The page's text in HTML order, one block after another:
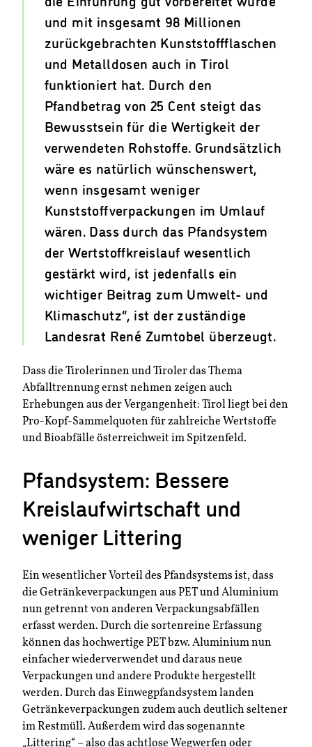
und mit insgesamt 98 Millionen
zurückgebrachten Kunststoffflaschen
und Metalldosen auch in Tirol
funktioniert hat. Durch den
Pfandbetrag von 25 Cent steigt das
Bewusstsein für die Wertigkeit der
verwendeten Rohstoffe. Grundsätzlich
wäre es natürlich wünschenswert,
wenn insgesamt weniger
Kunststoffverpackungen im Umlauf
wären. Dass durch das Pfandsystem
der Wertstoffkreislauf wesentlich
gestärkt wird, ist jedenfalls ein
wichtiger Beitrag zum Umwelt- und
Klimaschutz“, ist der zuständige
Landesrat René Zumtobel überzeugt.
Dass die Tirolerinnen und Tiroler das Thema
Abfalltrennung ernst nehmen zeigen auch
Erhebungen aus der Vergangenheit: Tirol liegt bei den
Pro-Kopf-Sammelquoten für zahlreiche Wertstoffe
und Bioabfälle österreichweit im Spitzenfeld.
Pfandsystem: Bessere
Kreislaufwirtschaft und
weniger Littering
Ein wesentlicher Vorteil des Pfandsystems ist, dass
die Getränkeverpackungen aus PET und Aluminium
nun getrennt von anderen Verpackungsabfällen
erfasst werden. Durch die sortenreine Erfassung
können das hochwertige PET bzw. Aluminium nun
einfacher wiederverwendet und daraus neue
Verpackungen und andere Produkte hergestellt
werden. Durch das Einwegpfandsystem landen
Getränkeverpackungen zudem auch deutlich seltener
im Restmüll. Außerdem wird das sogenannte
„Littering“ – also das achtlose Wegwerfen oder